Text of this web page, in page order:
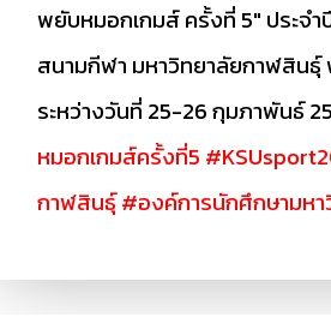
พยับหมอกเกมส์ ครั้งที่ 5″ ประจ
สนามกีฬา มหาวิทยาลัยกาฬสินธุ์
ระหว่างวันที่ 25-26 กุมภาพันธ์
หมอกเกมส์ครั้งที่5
กาฬสินธุ์#องค์การนักศึกษามห